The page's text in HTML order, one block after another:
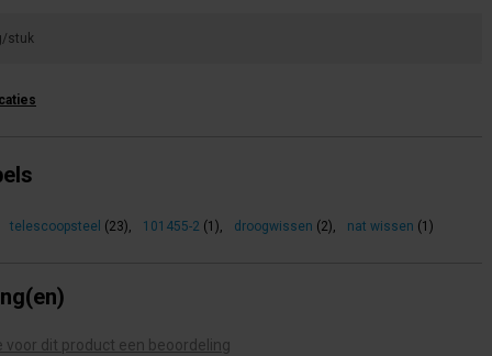
stuk
telescoopsteel (23) 101455-2 (1) droogwissen (2) nat wissen (1)
voor dit product een beoordeling